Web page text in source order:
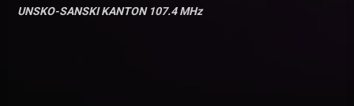
UNSKO-SANSKI KANTON 107.4 MHz